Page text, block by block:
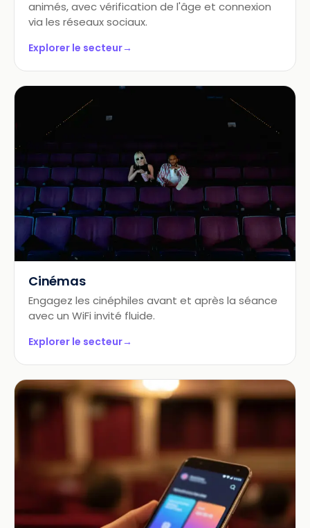
animés, avec vérification de l'âge et connexion
via les réseaux sociaux.
Explorer le secteur→
Cinémas
Engagez les cinéphiles avant et après la séance
avec un WiFi invité fluide.
Explorer le secteur→